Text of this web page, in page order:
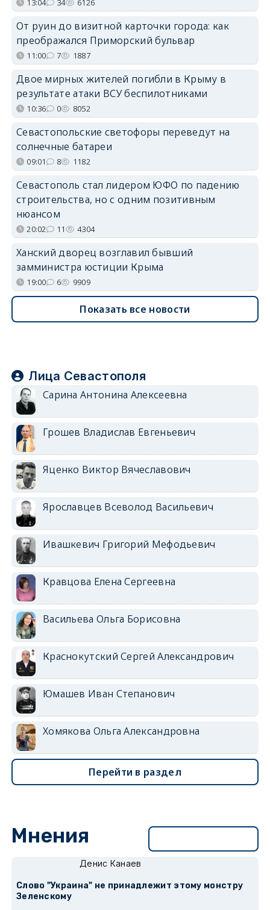
13:04 34 6126
От руин до визитной карточки города: как
преображался Приморский бульвар
11:00 7 1887
Двое мирных жителей погибли в Крыму в
результате атаки ВСУ беспилотниками
10:36 0 8052
Севастопольские светофоры переведут на
солнечные батареи
09:01 8 1182
Севастополь стал лидером ЮФО по падению
строительства, но с одним позитивным
нюансом
20:02 11 4304
Ханский дворец возглавил бывший
замминистра юстиции Крыма
19:00 6 9909
Показать все новости
Лица Севастополя
Сарина Антонина Алексеевна
Грошев Владислав Евгеньевич
Яценко Виктор Вячеславович
Ярославцев Всеволод Васильевич
Ивашкевич Григорий Мефодьевич
Кравцова Елена Сергеевна
Васильева Ольга Борисовна
Краснокутский Сергей Александрович
Юмашев Иван Степанович
Хомякова Ольга Александровна
Перейти в раздел
Мнения
Денис Канаев
Слово "Украина" не принадлежит этому монстру
Зеленскому